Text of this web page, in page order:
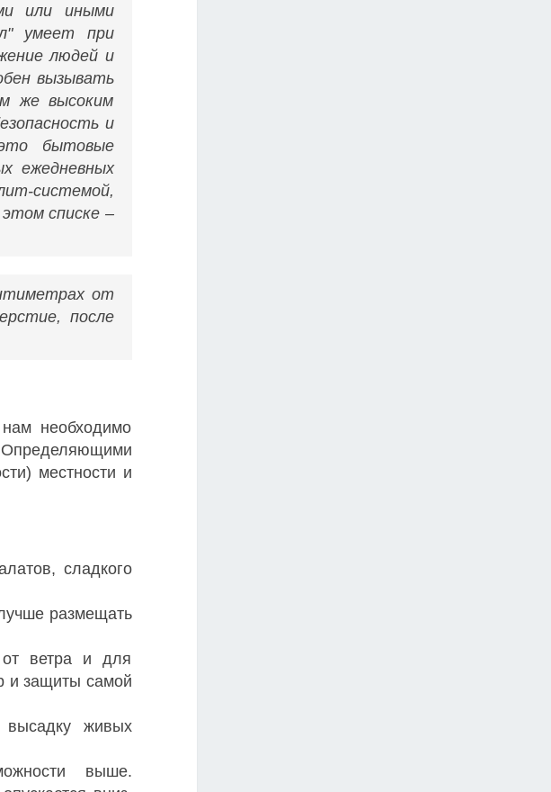
или иными
умеет при
людей и
вызывать
же высоким
и
бытовые
ежедневных
системой,
списке –
от
после
необходимо
местности и
сладкого
размещать
от ветра и для
и защиты самой
живых
выше.